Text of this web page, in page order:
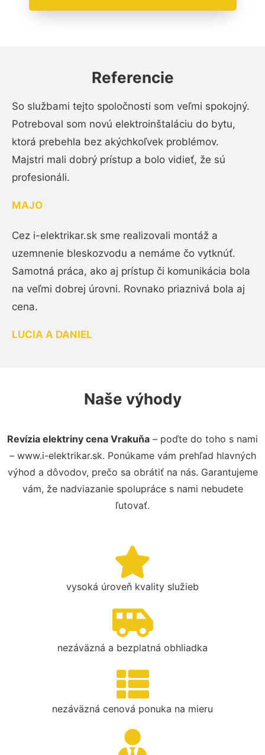
Referencie
So službami tejto spoločnosti som veľmi spokojný.
Potreboval som novú elektroinštaláciu do bytu,
ktorá prebehla bez akýchkoľvek problémov.
Majstri mali dobrý prístup a bolo vidieť, že sú
profesionáli.
MAJO
Cez i-elektrikar.sk sme realizovali montáž a
uzemnenie bleskozvodu a nemáme čo vytknúť.
Samotná práca, ako aj prístup či komunikácia bola
na veľmi dobrej úrovni. Rovnako priaznivá bola aj
cena.
LUCIA A DANIEL
Naše výhody
Revízia elektriny cena Vrakuňa – poďte do toho s nami
– www.i-elektrikar.sk. Ponúkame vám prehľad hlavných
výhod a dôvodov, prečo sa obrátiť na nás. Garantujeme
vám, že nadviazanie spolupráce s nami nebudete
ľutovať.
vysoká úroveň kvality služieb
nezáväzná a bezplatná obhliadka
nezáväzná cenová ponuka na mieru